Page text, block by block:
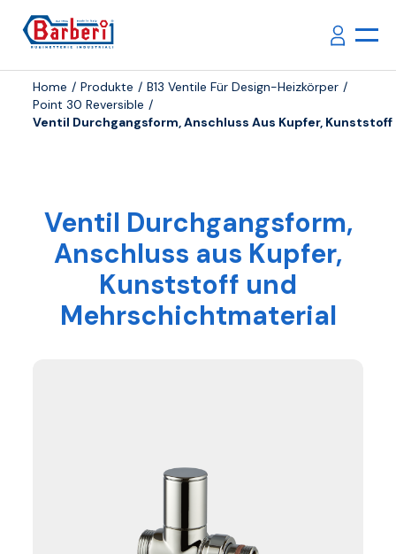
Home Produkte
B13 Ventile Für Design-Heizkörper
Point 30 Reversible
Ventil Durchgangsform, Anschluss Aus Kupfer,
Ventil Durchgangsform,
Anschluss aus Kupfer,
Kunststoff und
Mehrschichtmaterial